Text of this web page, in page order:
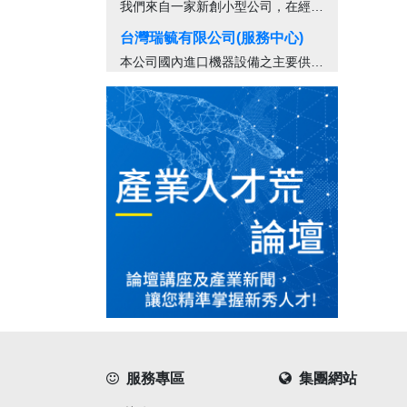
我們來自一家新創小型公司，在經驗上卻...
台灣瑞毓有限公司(服務中心)
本公司國內進口機器設備之主要供應商之...
服務專區 集團網站